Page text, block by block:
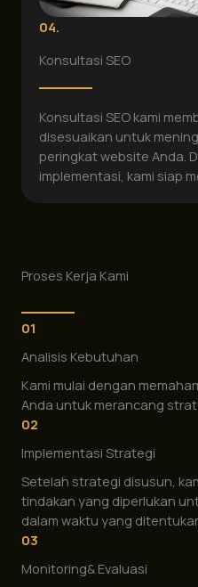
04.
Konsultasi SEO
Konsultasi SEO kami
disesuaikan untuk
peringkat website Anda.
implementasi, kami siap
Proses Kerja Kami
01
Analisis Kebutuhan
Kami mulai dengan
Anda untuk merancang
02
Implementasi Strategi
Setelah strategi disusun,
tindakan yang diperlukan
dalam waktu yang
03
Monitoring& Evaluasi